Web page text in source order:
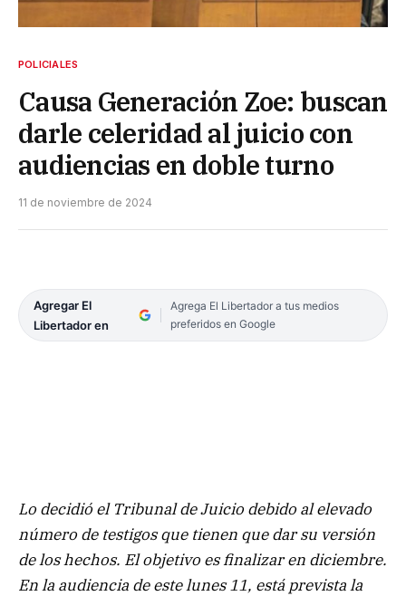
POLICIALES
Causa Generación Zoe: buscan
darle celeridad al juicio con
audiencias en doble turno
11 de noviembre de 2024
Agregar El
Libertador en
Agrega El Libertador a tus medios
preferidos en Google
Lo decidió el Tribunal de Juicio debido al elevado
número de testigos que tienen que dar su versión
de los hechos. El objetivo es finalizar en diciembre.
En la audiencia de este lunes 11, está prevista la